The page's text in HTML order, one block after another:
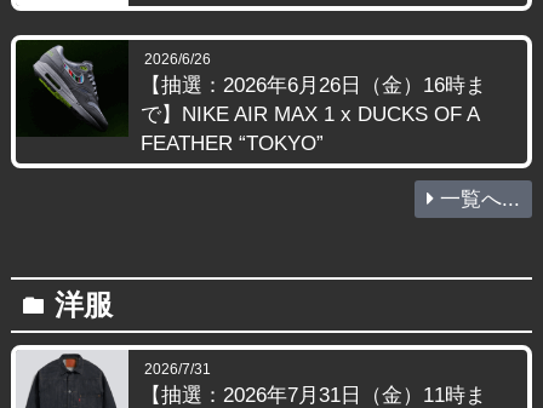
2026/6/26
【抽選：2026年6月26日（金）16時ま
で】NIKE AIR MAX 1 x DUCKS OF A
FEATHER “TOKYO”
一覧へ...
folder 洋服
2026/7/31
【抽選：2026年7月31日（金）11時ま